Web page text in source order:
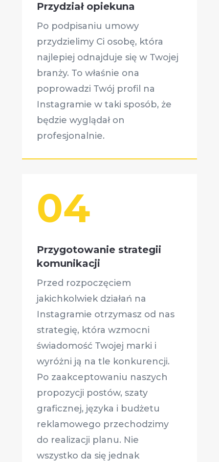
Przydział opiekuna
Po podpisaniu umowy
przydzielimy Ci osobę, która
najlepiej odnajduje się w Twojej
branży. To właśnie ona
poprowadzi Twój profil na
Instagramie w taki sposób, że
będzie wyglądał on
profesjonalnie.
04
Przygotowanie strategii
komunikacji
Przed rozpoczęciem
jakichkolwiek działań na
Instagramie otrzymasz od nas
strategię, która wzmocni
świadomość Twojej marki i
wyróżni ją na tle konkurencji.
Po zaakceptowaniu naszych
propozycji postów, szaty
graficznej, języka i budżetu
reklamowego przechodzimy
do realizacji planu. Nie
wszystko da się jednak